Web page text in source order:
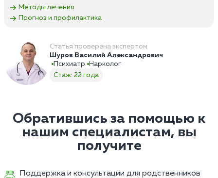
Методы лечения
Прогноз и профилактика
Статья проверена экспертом
Шуров Василий Александрович
Психиатр
Нарколог
Стаж: 22 года
Обратившись за помощью к
нашим специалистам, вы
получите
Поддержка и консультации для родственников